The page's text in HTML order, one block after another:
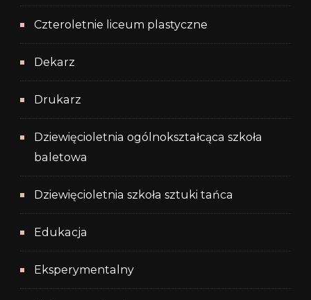
Czteroletnie liceum plastyczne
Dekarz
Drukarz
Dziewięcioletnia ogólnokształcąca szkoła
baletowa
Dziewięcioletnia szkoła sztuki tańca
Edukacja
Eksperymentalny